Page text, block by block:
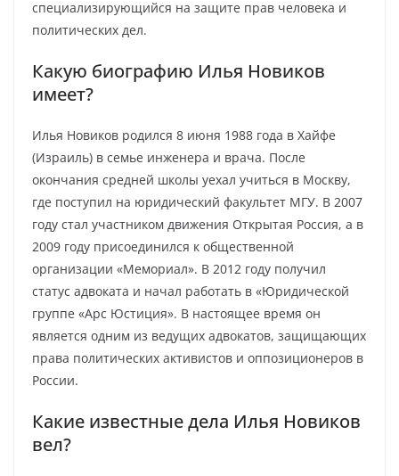
специализирующийся на защите прав человека и
политических дел.
Какую биографию Илья Новиков
имеет?
Илья Новиков родился 8 июня 1988 года в Хайфе
(Израиль) в семье инженера и врача. После
окончания средней школы уехал учиться в Москву,
где поступил на юридический факультет МГУ. В 2007
году стал участником движения Открытая Россия, а в
2009 году присоединился к общественной
организации «Мемориал». В 2012 году получил
статус адвоката и начал работать в «Юридической
группе «Арс Юстиция». В настоящее время он
является одним из ведущих адвокатов, защищающих
права политических активистов и оппозиционеров в
России.
Какие известные дела Илья Новиков
вел?